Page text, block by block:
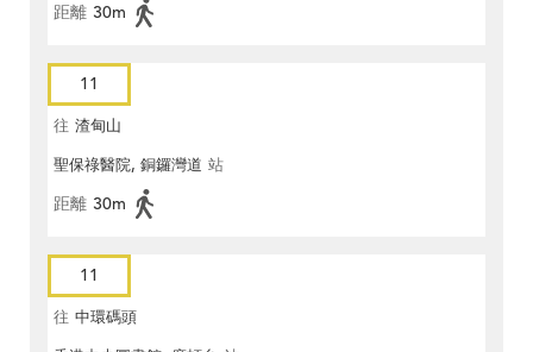
距離 30m
11
往 渣甸山
聖保祿醫院, 銅鑼灣道 站
距離 30m
11
往 中環碼頭